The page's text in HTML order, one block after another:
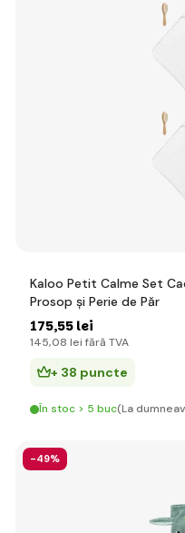
Kaloo Petit Calme Set
Prosop și Perie de Păr
175,55 lei
145,08 lei fără TVA
+ 38 puncte
În stoc > 5 buc(La
-49%